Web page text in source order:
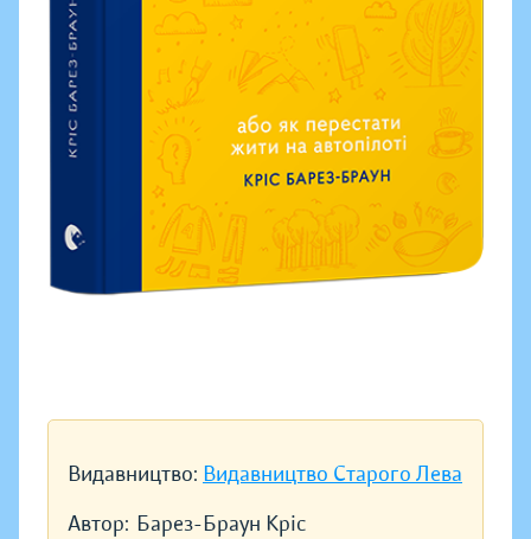
Видавництво: Видавництво Старого Лева
Автор: Барез-Браун Кріс